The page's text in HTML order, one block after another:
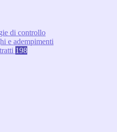
di controllo
e adempimenti
198